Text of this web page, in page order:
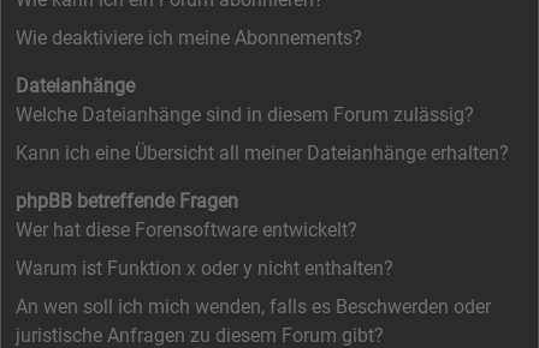
Wie deaktiviere ich meine Abonnements?
Dateianhänge
Welche Dateianhänge sind in diesem Forum zulässig?
Kann ich eine Übersicht all meiner Dateianhänge erhalten?
phpBB betreffende Fragen
Wer hat diese Forensoftware entwickelt?
Warum ist Funktion x oder y nicht enthalten?
An wen soll ich mich wenden, falls es Beschwerden oder
juristische Anfragen zu diesem Forum gibt?